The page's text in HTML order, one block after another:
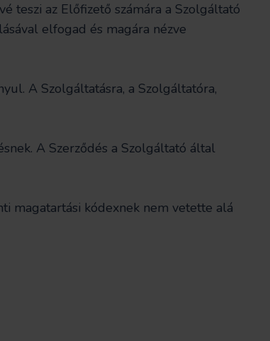
teszi az Előfizető számára a Szolgáltató
elfogad és magára nézve
A Szolgáltatásra, a Szolgáltatóra,
A Szerződés a Szolgáltató által
magatartási kódexnek nem vetette alá